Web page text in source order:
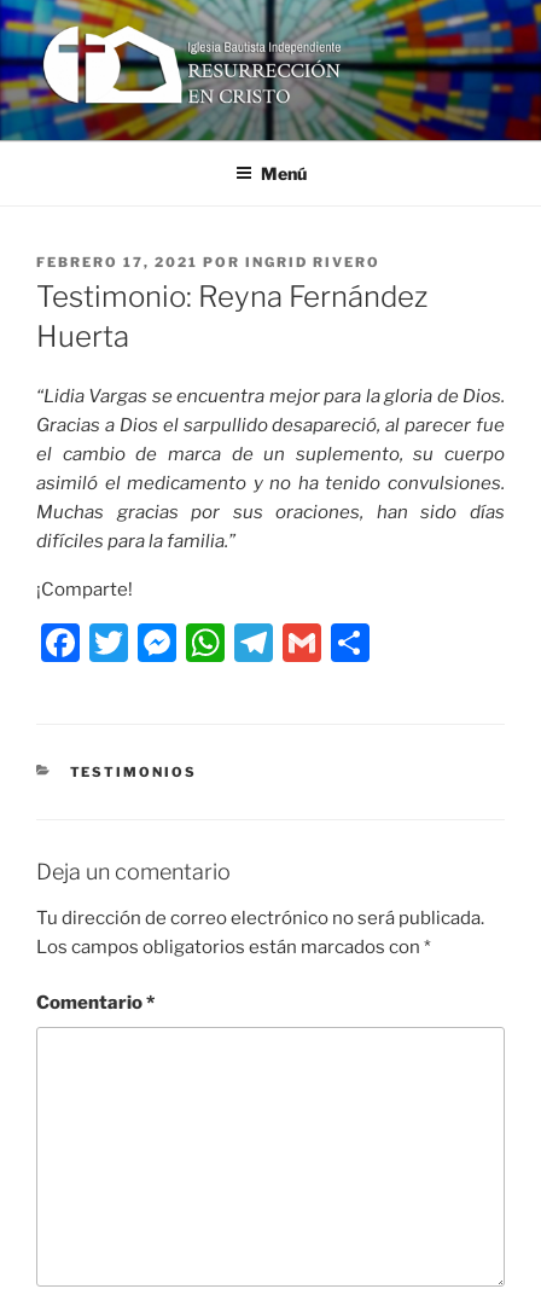
Ir
contenido
RESURRECCIÓN EN CRISTO
Iglesia Bautista Independiente
Menú
PUBLICADO
EN
FEBRERO 17, 2021 POR INGRID RIVERO
Testimonio: Reyna Fernández
Huerta
“Lidia Vargas se encuentra mejor para la gloria de Dios.
Gracias a Dios el sarpullido desapareció, al parecer fue
el cambio de marca de un suplemento, su cuerpo
asimiló el medicamento y no ha tenido convulsiones.
Muchas gracias por sus oraciones, han sido días
difíciles para la familia.”
¡Comparte!
F
e
o
k
T
er
M
e
er
W
p
T
G
CATEGORÍAS
TESTIMONIOS
Deja un comentario
Tu dirección de correo electrónico no será publicada.
Los campos obligatorios están marcados con *
Comentario*